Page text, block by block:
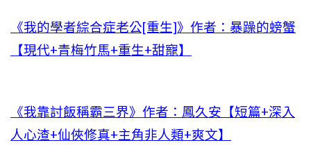
《我的學者綜合症老公[重生]》作者：暴躁的螃蟹
【現代+青梅竹馬+重生+甜寵】
《我靠討飯稱霸三界》作者：鳳久安【短篇+深入
人心渣+仙俠修真+主角非人類+爽文】